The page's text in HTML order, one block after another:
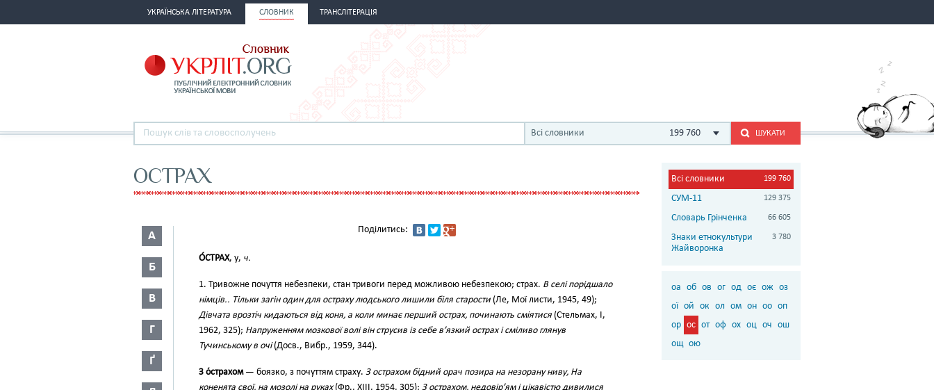
УКРАЇНСЬКА ЛІТЕРАТУРА СЛОВНИК ТРАНСЛІТЕРАЦІЯ
Всі словники 199 760 ШУКАТИ
ОСТРАХ
А
Б
В
Г
Ґ
Поділитись:
О́СТРАХ, у, ч.
1. Тривожне почуття небезпеки, стан тривоги перед можливою небезпекою; страх. В селі порідшало
німців.. Тільки загін один для остраху людського лишили біля старости (Ле, Мої листи, 1945, 49);
Дівчата врозтіч кидаються від коня, а коли минає перший острах, починають сміятися (Стельмах, І,
1962, 325); Напруженням мозкової волі він струсив із себе в’язкий острах і сміливо глянув
Тучинському в очі(Досв., Вибр., 1959, 344).
З о́страхом— боязко, з почуттям страху. З острахом бідний орач позира на незорану ниву, На
коненята свої, на мозолі на руках(Фр., XIII, 1954, 305); З острахом, недовір’ям і цікавістю дивилися
Всі словники 199 760
СУМ-11 129 375
Словарь Грінченка 66 605
Знаки етнокультури
Жайворонка
3 780
оа об ов ог од оє ож оз
ої ой ок ол ом он оо оп
ор ос от оф ох оц оч ош
ощ ою